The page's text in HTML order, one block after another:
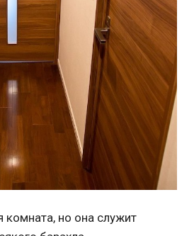
но она служит